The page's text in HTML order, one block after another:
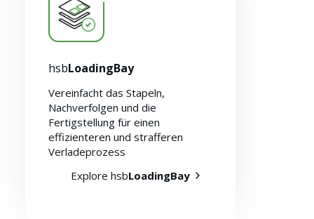
hsbLoadingBay
Vereinfacht das Stapeln,
Nachverfolgen und die
Fertigstellung für einen
effizienteren und strafferen
Verladeprozess
Explore hsbLoadingBay